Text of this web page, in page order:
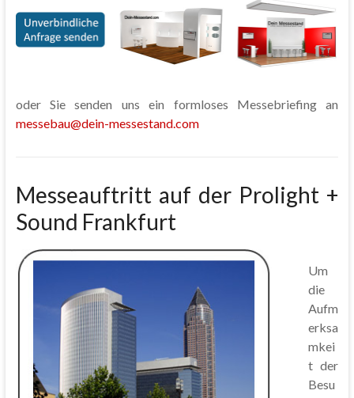
oder Sie senden uns ein formloses Messebriefing an
messebau@dein-messestand.com
Messeauftritt auf der Prolight +
Sound Frankfurt
Um
die
Aufm
erksa
mkei
t der
Besu